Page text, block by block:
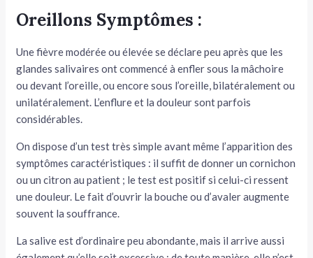
Oreillons Symptômes :
Une fièvre modérée ou élevée se déclare peu après que les
glandes salivaires ont commencé à enfler sous la mâchoire
ou devant l’oreille, ou encore sous l’oreille, bilatéralement ou
unilatéralement. L’enflure et la douleur sont parfois
considérables.
On dispose d’un test très simple avant même l’apparition des
symptômes ca­ractéristiques : il suffit de donner un cornichon
ou un citron au patient ; le test est positif si celui-ci ressent
une douleur. Le fait d’ouvrir la bou­che ou d’avaler augmente
souvent la souffrance.
La salive est d’ordinaire peu abon­dante, mais il arrive aussi